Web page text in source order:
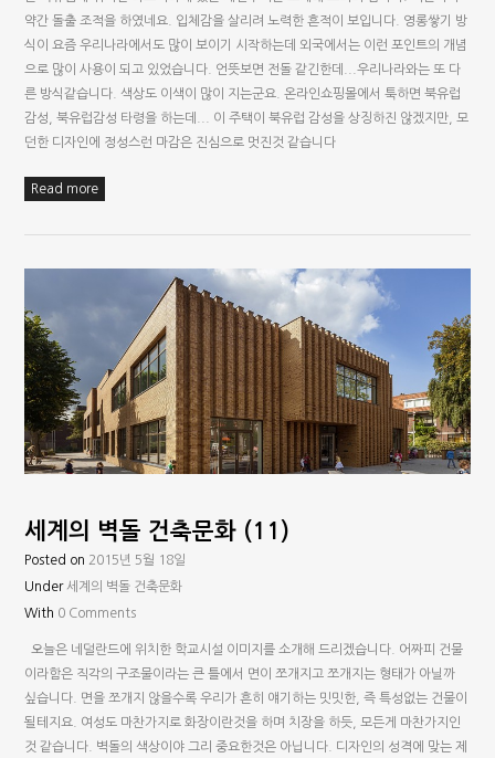
약간 돌출 조적을 하였네요. 입체감을 살리려 노력한 흔적이 보입니다. 영롱쌓기 방
식이 요즘 우리나라에서도 많이 보이기 시작하는데 외국에서는 이런 포인트의 개념
으로 많이 사용이 되고 있었습니다. 언뜻보면 전돌 같긴한데...우리나라와는 또 다
른 방식같습니다. 색상도 이색이 많이 지는군요. 온라인쇼핑몰에서 툭하면 북유럽
감성, 북유럽감성 타령을 하는데... 이 주택이 북유럽 감성을 상징하진 않겠지만, 모
던한 디자인에 정성스런 마감은 진심으로 멋진것 같습니다
Read more
세계의 벽돌 건축문화 (11)
Posted on 2015년 5월 18일
Under 세계의 벽돌 건축문화
With 0 Comments
오늘은 네덜란드에 위치한 학교시설 이미지를 소개해 드리겠습니다. 어짜피 건물
이라함은 직각의 구조물이라는 큰 틀에서 면이 쪼개지고 쪼개지는 형태가 아닐까
싶습니다. 면을 쪼개지 않을수록 우리가 흔히 얘기하는 밋밋한, 즉 특성없는 건물이
될테지요. 여성도 마찬가지로 화장이란것을 하며 치장을 하듯, 모든게 마찬가지인
것 같습니다. 벽돌의 색상이야 그리 중요한것은 아닙니다. 디자인의 성격에 맞는 제